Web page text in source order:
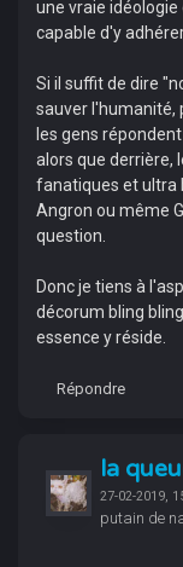
une vraie
capable d'y
Si il suffit de dire
sauver l'humanité,
les gens
alors que derrière,
fanatiques et ultra
Angron ou même
question.
Donc je tiens à
décorum bling
essence y réside.
Répondre
la
27-02-2019,
putain de